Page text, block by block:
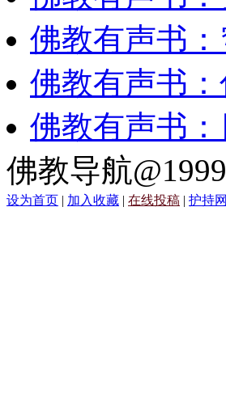
佛教有声书
佛教有声书
佛教有声书
佛教导航
设为首页 | 加入收藏 | 在线投稿 | 护持